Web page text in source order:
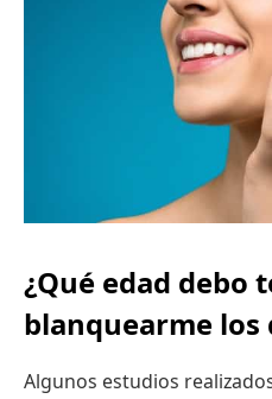
¿Qué edad debo
blanquearme los
Algunos estudios